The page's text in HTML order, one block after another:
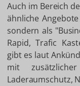
Auch im Bereich
ähnliche
sondern als
Rapid, Trafic
gibt es laut
mit
Laderaumschutz,